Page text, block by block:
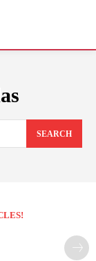
SEARCH